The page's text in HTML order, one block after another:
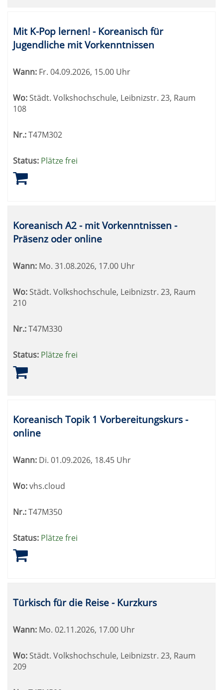
Mit K-Pop lernen! - Koreanisch für
Jugendliche mit Vorkenntnissen
Wann: Fr. 04.09.2026, 15.00 Uhr
Wo:Städt. Volkshochschule, Leibnizstr. 23, Raum
108
Nr.:T47M302
Status: Plätze frei
Koreanisch A2 - mit Vorkenntnissen -
Präsenz oder online
Wann: Mo. 31.08.2026, 17.00 Uhr
Wo: Städt. Volkshochschule, Leibnizstr. 23, Raum
210
Nr.:T47M330
Status: Plätze frei
Koreanisch Topik 1 Vorbereitungskurs -
online
Wann: Di. 01.09.2026, 18.45 Uhr
Wo:vhs.cloud
Nr.:T47M350
Status: Plätze frei
Türkisch für die Reise - Kurzkurs
Wann: Mo. 02.11.2026, 17.00 Uhr
Wo: Städt. Volkshochschule, Leibnizstr. 23, Raum
209